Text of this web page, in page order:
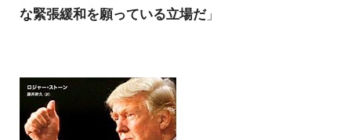
な緊張緩和を願っている立場だ」